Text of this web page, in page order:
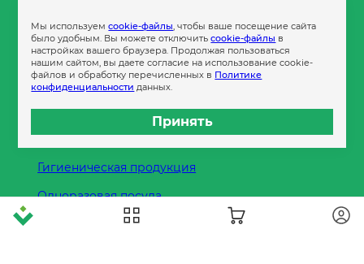
Пленка
Пакеты и сумки
Контейнеры
Бумага офисная
Гигиеническая продукция
Одноразовая посуда
Мы используемcookie-файлы, чтобы ваше посещение сайта
было удобным. Вы можете отключитьcookie-файлы в
настройках вашего браузера. Продолжая пользоваться
нашим сайтом, вы даете согласие на использование cookie-
файлов и обработку перечисленных в Политике
конфиденциальности данных.
Принять